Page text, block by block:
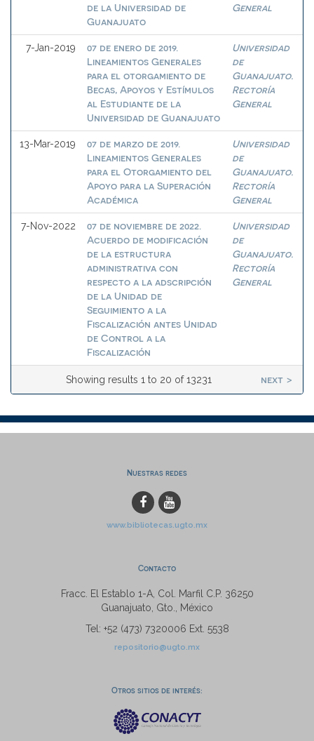
de la Universidad de
Guanajuato
General
7-Jan-2019
07 de enero de 2019.
Lineamientos Generales
para el otorgamiento de
Becas, Apoyos y Estímulos
al Estudiante de la
Universidad de Guanajuato
Universidad
de
Guanajuato.
Rectoría
General
13-Mar-2019
07 de marzo de 2019.
Lineamientos Generales
para el Otorgamiento del
Apoyo para la Superación
Académica
Universidad
de
Guanajuato.
Rectoría
General
7-Nov-2022
07 de noviembre de 2022.
Acuerdo de modificación
de la estructura
administrativa con
respecto a la adscripción
de la Unidad de
Seguimiento a la
Fiscalización antes Unidad
de Control a la
Fiscalización
Universidad
de
Guanajuato.
Rectoría
General
Showing results 1 to 20 of 13231 next >
Nuestras redes
www.bibliotecas.ugto.mx
Contacto
Fracc. El Establo 1-A, Col. Marfil C.P. 36250
Guanajuato, Gto., México
Tel: +52 (473) 7320006 Ext. 5538
repositorio@ugto.mx
Otros sitios de interés: